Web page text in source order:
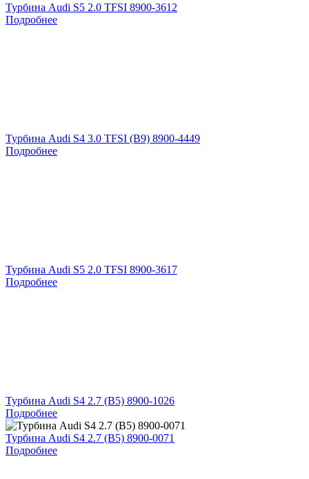
Турбина Audi S5 2.0 TFSI 8900-3612
Подробнее
Турбина Audi S4 3.0 TFSI (B9) 8900-4449
Подробнее
Турбина Audi S5 2.0 TFSI 8900-3617
Подробнее
Турбина Audi S4 2.7 (B5) 8900-1026
Подробнее
Турбина Audi S4 2.7 (B5) 8900-0071
Подробнее